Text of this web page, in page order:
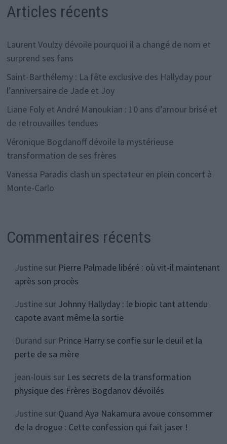
Articles récents
Laurent Voulzy dévoile pourquoi il a changé de nom et
surprend ses fans
Saint-Barthélemy : La fête exclusive des Hallyday pour
l’anniversaire de Jade et Joy
Liane Foly et André Manoukian : 10 ans d’amour brisé et
de retrouvailles tendues
Véronique Bogdanoff dévoile la mystérieuse
transformation de ses frères
Vanessa Paradis clash un spectateur en plein concert à
Monte-Carlo
Commentaires récents
Justinesur Pierre Palmade libéré : où vit-il maintenant
après son procès
Justinesur Johnny Hallyday : le biopic tant attendu
capote avant même la sortie
Durand sur Prince Harry se confie sur le deuil et la
perte de sa mère
jean-louis sur Les secrets de la transformation
physique des Frères Bogdanov dévoilés
Justinesur Quand Aya Nakamura avoue consommer
de la drogue : Cette confession qui fait jaser !